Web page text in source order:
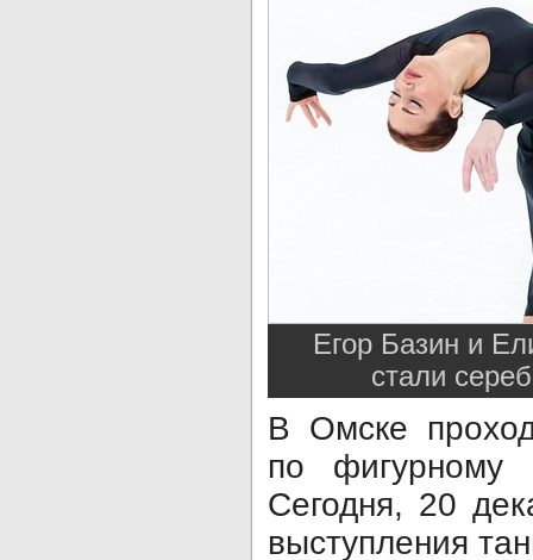
Егор Базин и
стали
В Омске
по фигурному
Сегодня, 20
выступления